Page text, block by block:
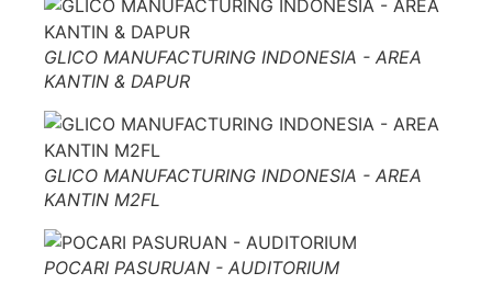
GLICO MANUFACTURING INDONESIA - AREA
KANTIN & DAPUR
GLICO MANUFACTURING INDONESIA - AREA
KANTIN M2FL
POCARI PASURUAN - AUDITORIUM